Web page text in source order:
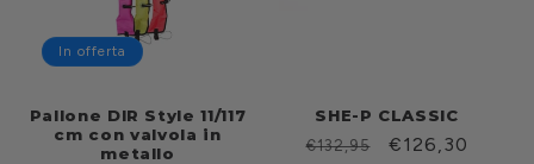
In offerta
Pallone DIR Style 11/117
cm con valvola in
metallo
SHE-P CLASSIC
Prezzo
€132,95
Prezzo
€126,30